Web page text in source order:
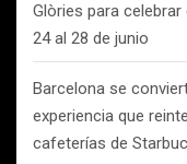
Glòries para
24 al 28 de junio
Barcelona se
experiencia que
cafeterías de